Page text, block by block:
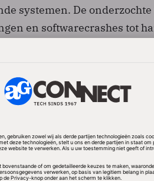
systemen. De
en softwarecrashes tot
verliest werkuren door
werkdag per maand.
tot
in werkplezier en